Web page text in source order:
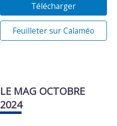
Télécharger
Feuilleter sur Calaméo
LE MAG OCTOBRE
2024